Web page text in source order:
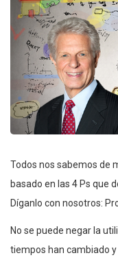
Todos nos sabemos de
basado en las 4 Ps que
Díganlo con nosotros:
No se puede negar la
tiempos han cambiado